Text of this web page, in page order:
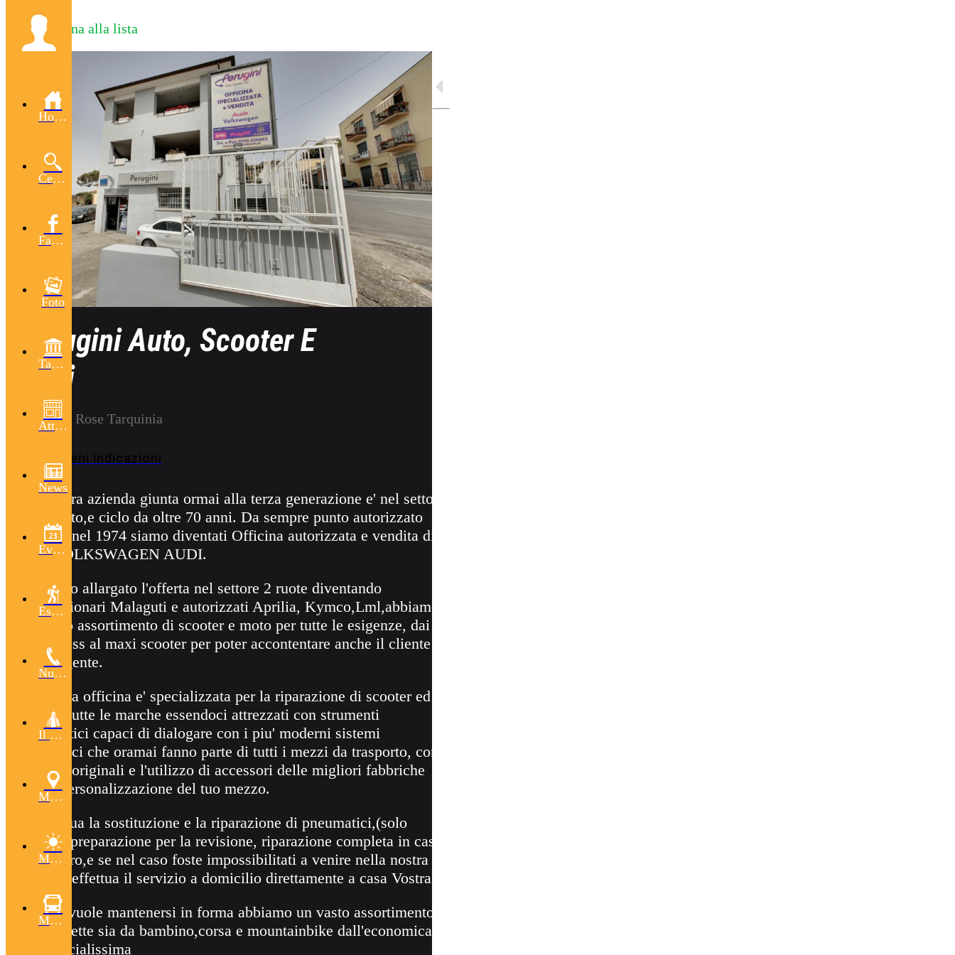
Home
Cerca
Facebook
Foto
Tarquinia
Attività
News
Eventi
Escursioni
Numeri Utili
Il Comune
Mappa
Meteo
Muoversi
Torna alla lista
Perugini Auto, Scooter E
Cicli
45 Via le Rose Tarquinia
Ottieni indicazioni
La nostra azienda giunta ormai alla terza generazione e' nel settore
auto,moto,e ciclo da oltre 70 anni. Da sempre punto autorizzato
Piaggio,nel 1974 siamo diventati Officina autorizzata e vendita di
auto VOLKSWAGEN AUDI.
Abbiamo allargato l'offerta nel settore 2 ruote diventando
concessionari Malaguti e autorizzati Aprilia, Kymco,Lml,abbiamo
un vasto assortimento di scooter e moto per tutte le esigenze, dai
mini cross al maxi scooter per poter accontentare anche il cliente
piu' esigente.
La nostra officina e' specializzata per la riparazione di scooter ed
auto di tutte le marche essendoci attrezzati con strumenti
diagnostici capaci di dialogare con i piu' moderni sistemi
elettronici che oramai fanno parte di tutti i mezzi da trasporto, con
ricambi originali e l'utilizzo di accessori delle migliori fabbriche
per la personalizzazione del tuo mezzo.
Si effettua la sostituzione e la riparazione di pneumatici,(solo
scooter)preparazione per la revisione, riparazione completa in caso
di sinistro,e se nel caso foste impossibilitati a venire nella nostra
sede, si effettua il servizio a domicilio direttamente a casa Vostra.
Per chi vuole mantenersi in forma abbiamo un vasto assortimento
di biciclette sia da bambino,corsa e mountainbike dall'economica
alla specialissima